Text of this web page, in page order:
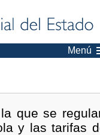
Menú
que se
y las tarifas